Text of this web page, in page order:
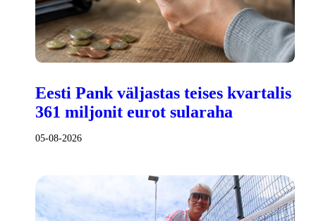
Eesti Pank väljastas teises kvartalis
361 miljonit eurot sularaha
05-08-2026